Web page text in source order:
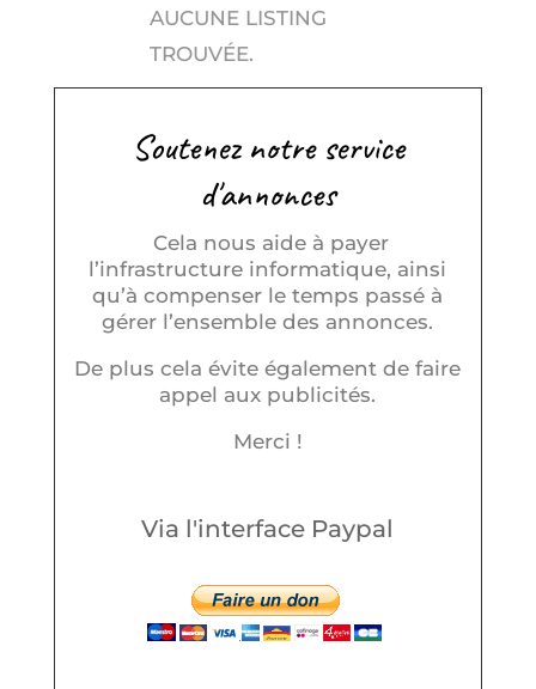
AUCUNE LISTING
TROUVÉE.
Soutenez notre service
d'annonces
Cela nous aide à payer
l’infrastructure informatique, ainsi
qu’à compenser le temps passé à
gérer l’ensemble des annonces.
De plus cela évite également de faire
appel aux publicités.
Merci !
Via l'interface Paypal